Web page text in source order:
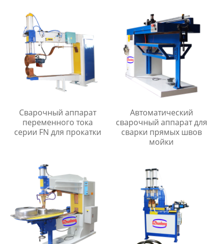
Сварочный аппарат
переменного тока
серии FN для прокатки
Автоматический
сварочный аппарат для
сварки прямых швов
мойки